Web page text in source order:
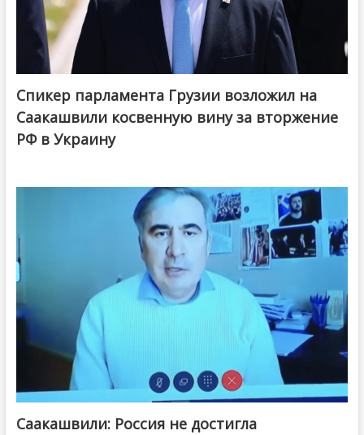
Спикер парламента Грузии возложил на
Саакашвили косвенную вину за вторжение
РФ в Украину
Саакашвили: Россия не достигла